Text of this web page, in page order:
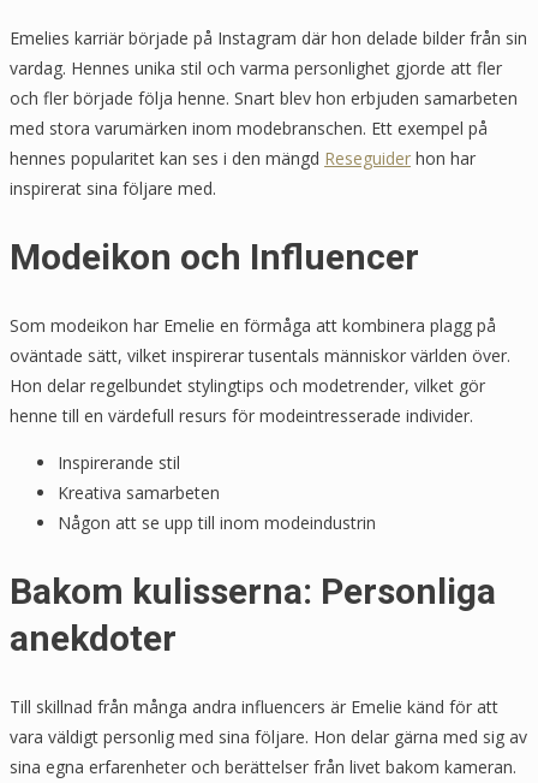
Emelies karriär började på Instagram där hon delade bilder från sin
vardag. Hennes unika stil och varma personlighet gjorde att fler
och fler började följa henne. Snart blev hon erbjuden samarbeten
med stora varumärken inom modebranschen. Ett exempel på
hennes popularitet kan ses i den mängd Reseguider hon har
inspirerat sina följare med.
Modeikon och Influencer
Som modeikon har Emelie en förmåga att kombinera plagg på
oväntade sätt, vilket inspirerar tusentals människor världen över.
Hon delar regelbundet stylingtips och modetrender, vilket gör
henne till en värdefull resurs för modeintresserade individer.
Inspirerande stil
Kreativa samarbeten
Någon att se upp till inom modeindustrin
Bakom kulisserna: Personliga
anekdoter
Till skillnad från många andra influencers är Emelie känd för att
vara väldigt personlig med sina följare. Hon delar gärna med sig av
sina egna erfarenheter och berättelser från livet bakom kameran.